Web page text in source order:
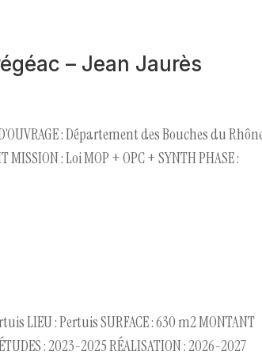
– Jean Jaurès
: Département des Bouches du
MISSION : Loi MOP + OPC + SYNTH PHASE :
LIEU : Pertuis SURFACE : 630 m2 MONTANT
: 2023-2025 RÉALISATION : 2026-2027